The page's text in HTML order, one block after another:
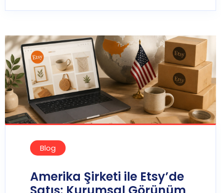
Blog
Amerika Şirketi ile Etsy’de